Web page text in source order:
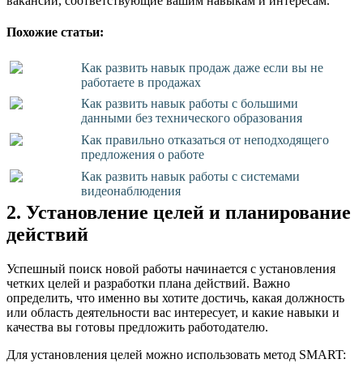
Похожие статьи:
Как развить навык продаж даже если вы не
работаете в продажах
Как развить навык работы с большими
данными без технического образования
Как правильно отказаться от неподходящего
предложения о работе
Как развить навык работы с системами
видеонаблюдения
2. Установление целей и планирование
действий
Успешный поиск новой работы начинается с установления
четких целей и разработки плана действий. Важно
определить, что именно вы хотите достичь, какая должность
или область деятельности вас интересует, и какие навыки и
качества вы готовы предложить работодателю.
Для установления целей можно использовать метод SMART: